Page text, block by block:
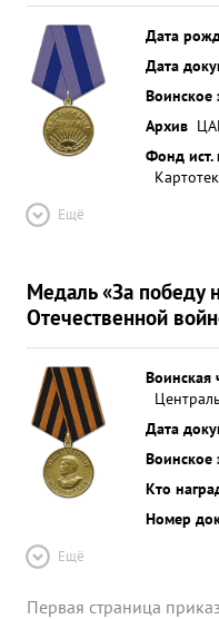
Дата
Дата
Воинское
Архив
Фонд
Ещё
Медаль «За победу
Отечественной
Воинская
Дата
Воинское
Кто
Номер
Ещё
Первая страница